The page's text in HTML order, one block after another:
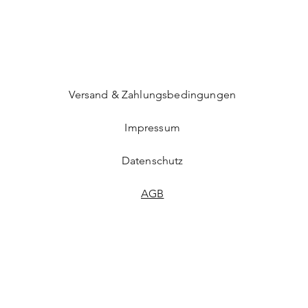
Versand & Zahlungsbedingungen
Impressum
Datenschutz
AGB